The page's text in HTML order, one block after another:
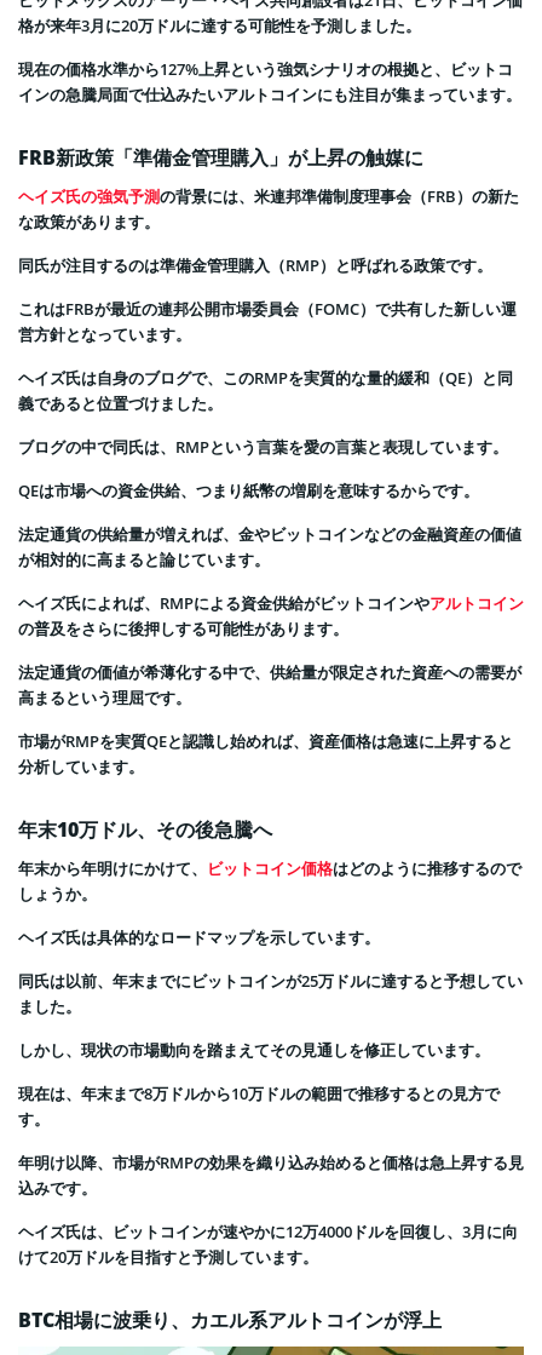
格が来年3月に20万ドルに達する可能性を予測しました。
現在の価格水準から127%上昇という強気シナリオの根拠と、ビットコ
インの急騰局面で仕込みたいアルトコインにも注目が集まっています。
FRB新政策「準備金管理購入」が上昇の触媒に
ヘイズ氏の強気予測の背景には、米連邦準備制度理事会（FRB）の新た
な政策があります。
同氏が注目するのは準備金管理購入（RMP）と呼ばれる政策です。
これはFRBが最近の連邦公開市場委員会（FOMC）で共有した新しい運
営方針となっています。
ヘイズ氏は自身のブログで、このRMPを実質的な量的緩和（QE）と同
義であると位置づけました。
ブログの中で同氏は、RMPという言葉を愛の言葉と表現しています。
QEは市場への資金供給、つまり紙幣の増刷を意味するからです。
法定通貨の供給量が増えれば、金やビットコインなどの金融資産の価値
が相対的に高まると論じています。
ヘイズ氏によれば、RMPによる資金供給がビットコインやアルトコイン
の普及をさらに後押しする可能性があります。
法定通貨の価値が希薄化する中で、供給量が限定された資産への需要が
高まるという理屈です。
市場がRMPを実質QEと認識し始めれば、資産価格は急速に上昇すると
分析しています。
年末10万ドル、その後急騰へ
年末から年明けにかけて、 ビットコイン価格はどのように推移するので
しょうか。
ヘイズ氏は具体的なロードマップを示しています。
同氏は以前、年末までにビットコインが25万ドルに達すると予想してい
ました。
しかし、現状の市場動向を踏まえてその見通しを修正しています。
現在は、年末まで8万ドルから10万ドルの範囲で推移するとの見方で
す。
年明け以降、市場がRMPの効果を織り込み始めると価格は急上昇する見
込みです。
ヘイズ氏は、ビットコインが速やかに12万4000ドルを回復し、3月に向
けて20万ドルを目指すと予測しています。
BTC相場に波乗り、カエル系アルトコインが浮上